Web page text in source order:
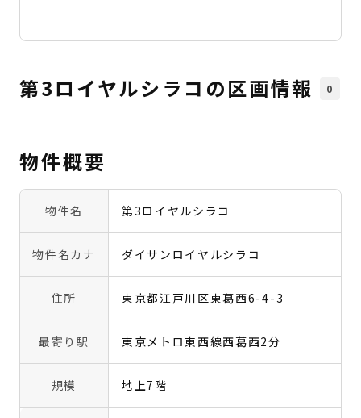
第3ロイヤルシラコの区画情報 0
物件概要
物件名 第3ロイヤルシラコ
物件名カナ ダイサンロイヤルシラコ
住所 東京都江戸川区東葛西6-4-3
最寄り駅 東京メトロ東西線西葛西2分
規模 地上7階